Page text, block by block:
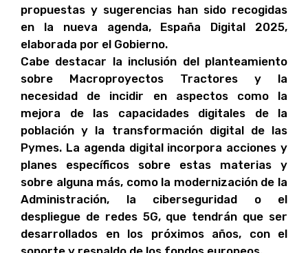
propuestas y sugerencias han sido recogidas
en la nueva agenda, España Digital 2025,
elaborada por el Gobierno.
Cabe destacar la inclusión del planteamiento
sobre Macroproyectos Tractores y la
necesidad de incidir en aspectos como la
mejora de las capacidades digitales de la
población y la transformación digital de las
Pymes. La agenda digital incorpora acciones y
planes específicos sobre estas materias y
sobre alguna más, como la modernización de la
Administración, la ciberseguridad o el
despliegue de redes 5G, que tendrán que ser
desarrollados en los próximos años, con el